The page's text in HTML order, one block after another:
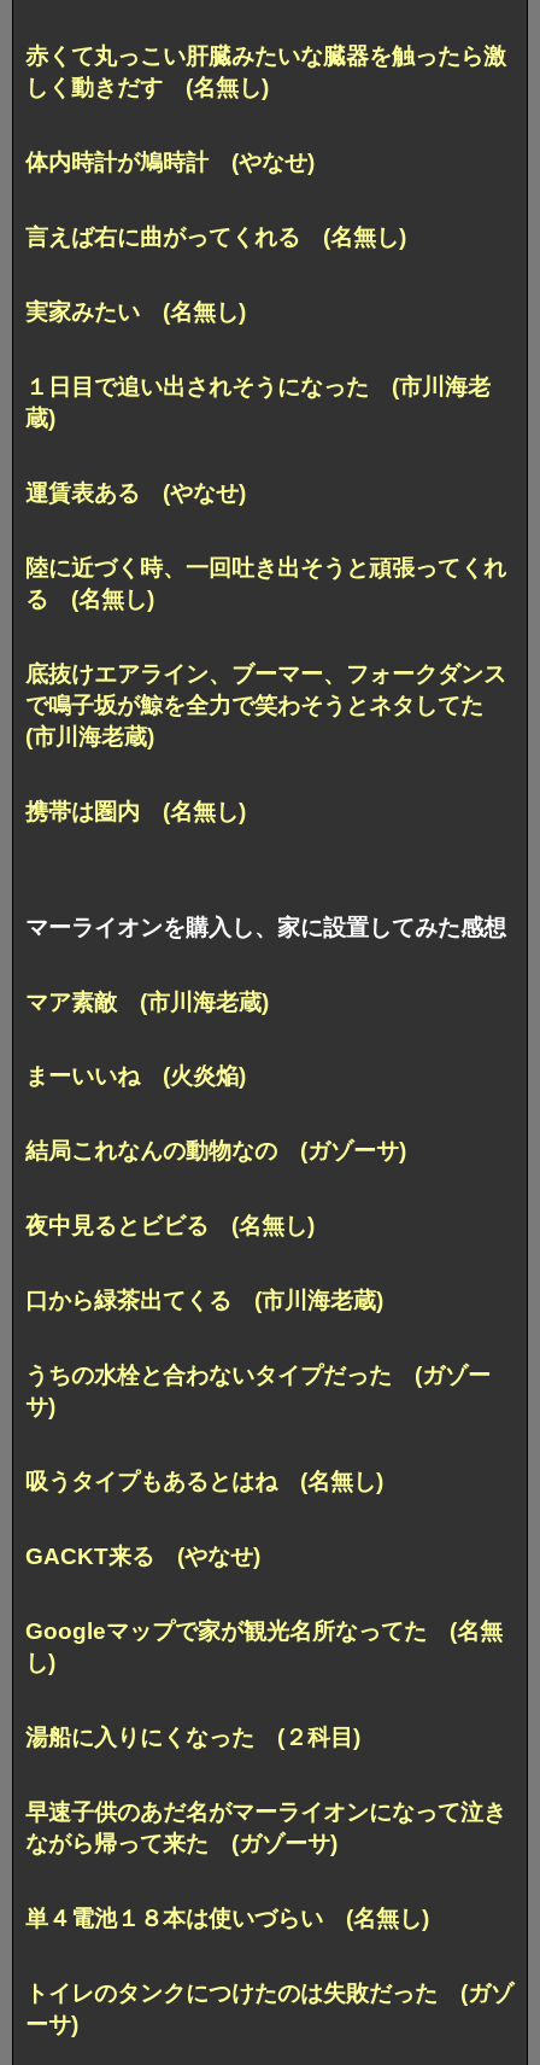
赤くて丸っこい肝臓みたいな臓器を触ったら激
しく動きだす (名無し)
体内時計が鳩時計 (やなせ)
言えば右に曲がってくれる (名無し)
実家みたい (名無し)
１日目で追い出されそうになった (市川海老
蔵)
運賃表ある (やなせ)
陸に近づく時、一回吐き出そうと頑張ってくれ
る (名無し)
底抜けエアライン、ブーマー、フォークダンス
で鳴子坂が鯨を全力で笑わそうとネタしてた
(市川海老蔵)
携帯は圏内 (名無し)
マーライオンを購入し、家に設置してみた感想
マア素敵 (市川海老蔵)
まーいいね (火炎焔)
結局これなんの動物なの (ガゾーサ)
夜中見るとビビる (名無し)
口から緑茶出てくる (市川海老蔵)
うちの水栓と合わないタイプだった (ガゾー
サ)
吸うタイプもあるとはね (名無し)
GACKT来る (やなせ)
Googleマップで家が観光名所なってた (名無
し)
湯船に入りにくなった (２科目)
早速子供のあだ名がマーライオンになって泣き
ながら帰って来た (ガゾーサ)
単４電池１８本は使いづらい (名無し)
トイレのタンクにつけたのは失敗だった (ガゾ
ーサ)